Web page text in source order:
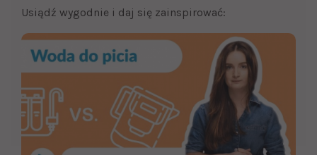
Usiądź wygodnie i daj się zainspirować: